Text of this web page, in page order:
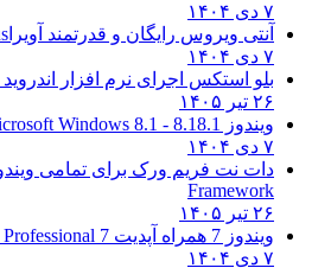
آنتی ویروس رایگان و قدرتمند آویرا
بلو استکس اجرای نرم افزار اندروید در
ویندوز 8.18.1 - Microsoft Windows 8.1
دات نت فریم ورک برای تمامی ویندوزها
Framework
ویندوز 7 همراه آپدیت 7 SP1
SP1 Professional